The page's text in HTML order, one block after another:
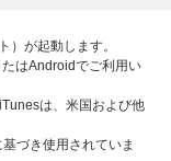
）が起動します。
はAndroidでご利用い
は、米国および他
づき使用されていま